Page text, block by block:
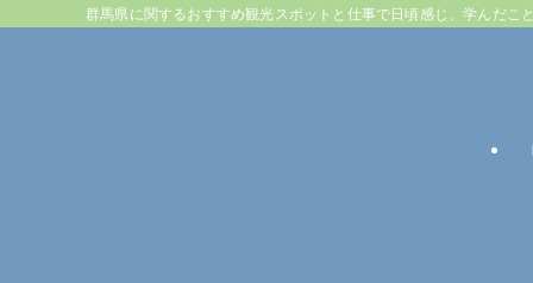
群馬県に関するおすすめ観光スポットと仕事で日頃感じ、学んだこ